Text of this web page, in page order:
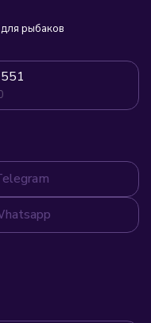
рыбаков